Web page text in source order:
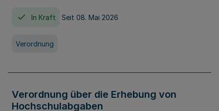
In Kraft Seit 08. Mai 2026
Verordnung
Verordnung über die Erhebung von
Hochschulabgaben